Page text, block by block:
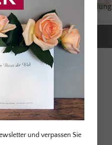
Direktbestellung
und verpassen Sie